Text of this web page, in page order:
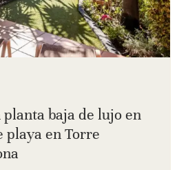
baja de lujo en
en Torre